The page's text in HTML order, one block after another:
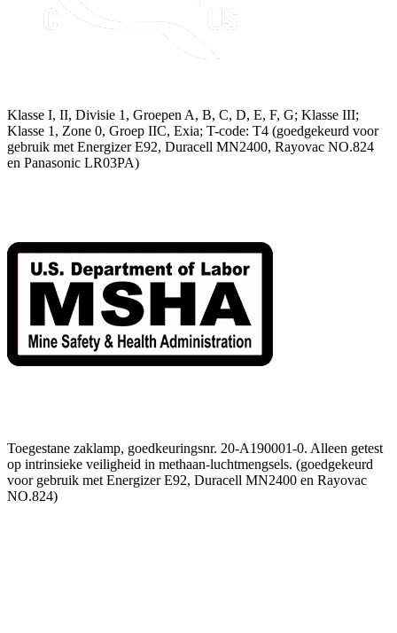
Klasse I, II, Divisie 1, Groepen A, B, C, D, E, F, G; Klasse III;
Klasse 1, Zone 0, Groep IIC, Exia; T-code: T4 (goedgekeurd voor
gebruik met Energizer E92, Duracell MN2400, Rayovac NO.824
en Panasonic LR03PA)
Toegestane zaklamp, goedkeuringsnr. 20-A190001-0. Alleen getest
op intrinsieke veiligheid in methaan-luchtmengsels. (goedgekeurd
voor gebruik met Energizer E92, Duracell MN2400 en Rayovac
NO.824)